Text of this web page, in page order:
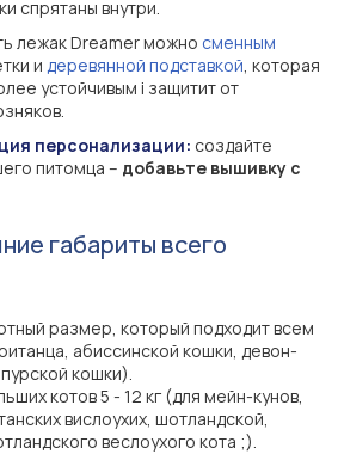
спрятаны внутри.
лежак Dreamer можно сменным
и деревянной подставкой , которая
устойчивым і защитит от
персонализации: создайте
питомца – добавьте вышивку с
габариты всего
размер, который подходит всем
абиссинской кошки, девон-
кошки).
котов 5 - 12 кг (для мейн-кунов,
вислоухих, шотландской,
веслоухого кота ;).